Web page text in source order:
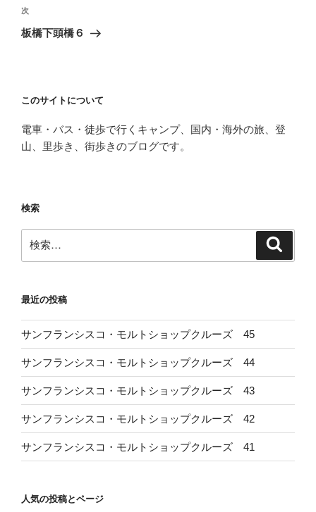
ビ
ゲ
ン
稿
次
の
次
板橋下頭橋６
このサイトについて
電車・バス・徒歩で行くキャンプ、国内・海外の旅、登
山、里歩き、街歩きのブログです。
検索
索:
最近の投稿
サンフランシスコ・モルトショップクルーズ 45
サンフランシスコ・モルトショップクルーズ 44
サンフランシスコ・モルトショップクルーズ 43
サンフランシスコ・モルトショップクルーズ 42
サンフランシスコ・モルトショップクルーズ 41
人気の投稿とページ